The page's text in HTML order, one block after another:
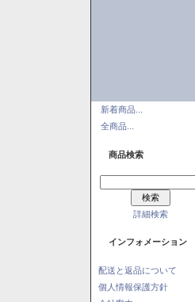
新着商品...
全商品...
商品検索
詳細検索
インフォメーション
配送と返品について
個人情報保護方針